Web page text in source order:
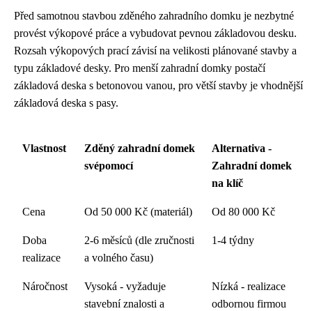
Před samotnou stavbou zděného zahradního domku je nezbytné
provést výkopové práce a vybudovat pevnou základovou desku.
Rozsah výkopových prací závisí na velikosti plánované stavby a
typu základové desky. Pro menší zahradní domky postačí
základová deska s betonovou vanou, pro větší stavby je vhodnější
základová deska s pasy.
Vlastnost
Zděný zahradní domek
svépomocí
Alternativa -
Zahradní domek
na klíč
Cena Od 50 000 Kč (materiál) Od 80 000 Kč
Doba
realizace
2-6 měsíců (dle zručnosti
a volného času)
1-4 týdny
Náročnost
Vysoká - vyžaduje
stavební znalosti a
Nízká - realizace
odbornou firmou